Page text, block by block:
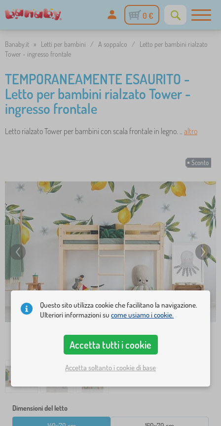
0 €
Banaby.it » Letti per bambini / A soppalco /
Letto per bambini rialzato
Tower - ingresso frontale
TEMPORANEAMENTE ESAURITO -
Letto per bambini rialzato Tower -
ingresso frontale
Letto rialzato Tower per bambini con scala frontale in legno. .. altro
Sconto
Dimensioni del letto
Questo sito utilizza cookie che facilitano la navigazione.
Ulteriori informazioni sucome usiamo i cookie.
Accetta tutti i cookie
Accetta soltanto i cookie di base